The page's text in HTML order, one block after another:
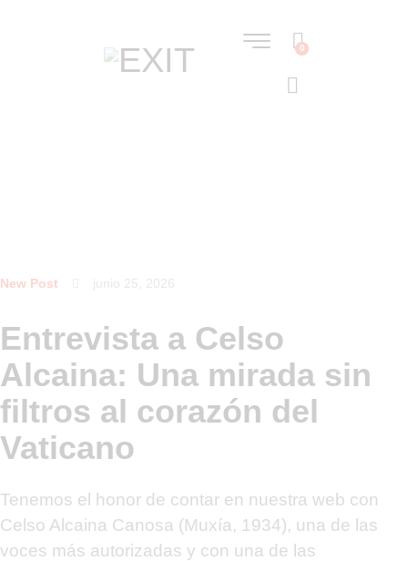
0
New Post junio 25, 2026
Entrevista a Celso
Alcaina: Una mirada sin
filtros al corazón del
Vaticano
Tenemos el honor de contar en nuestra web con
Celso Alcaina Canosa (Muxía, 1934), una de las
voces más autorizadas y con una de las